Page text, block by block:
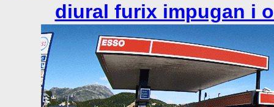
diural furix impugan i